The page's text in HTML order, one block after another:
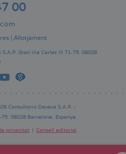
00
| Allotjament
Gran Via Carles III 71-75. 08028
Consultorio Dexeus S.A.P. -
08028 Barcelona. Espanya.
privacitat Consell editorial